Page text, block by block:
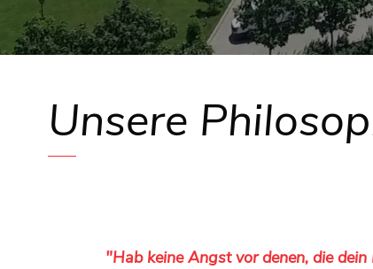
Unsere
"Hab keine Angst vor denen, die